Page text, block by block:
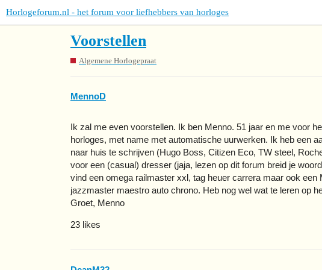
Horlogeforum.nl - het forum voor liefhebbers van horloges
Voorstellen
Algemene Horlogepraat
MennoD
Ik zal me even voorstellen. Ik ben Menno. 51 jaar en me voor
horloges, met name met automatische uurwerken. Ik heb een
naar huis te schrijven (Hugo Boss, Citizen Eco, TW steel,
voor een (casual) dresser (jaja, lezen op dit forum breid je
vind een omega railmaster xxl, tag heuer carrera maar ook
jazzmaster maestro auto chrono. Heb nog wel wat te leren op
Groet, Menno
23 likes